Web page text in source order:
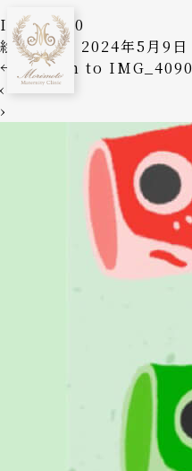
IMG_4090
絵美森本
2024年5月9日
←
Return to IMG_4090
‹
›